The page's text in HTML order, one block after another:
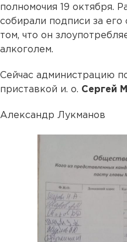
полномочия 19 октября.
собирали подписи за его
том, что он
алкоголем.
Сейчас администрацию
приставкой и. о. Сергей
Александр Лукманов